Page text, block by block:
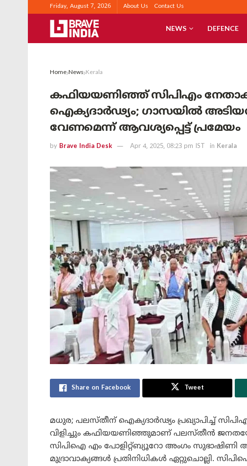
Friday, August 7, 2026 About Us Contact Us
NEWS DEFENCE
Home News Kerala
കഫിയയണിഞ്ഞ് സിപിഎം
ഐക്യദാർഢ്യം; ഗാസയിൽ
വേണമെന്ന് ആവശ്യപ്പെട്ട് പ്രമേയം
by Brave India Desk Apr 4, 2025, 08:23 pm IST in Kerala
Share on Facebook Tweet
മധുര; പലസ്തീന് ഐക്യദാർഢ്യം പ്രഖ്യാപിച്ച്
വിളിച്ചും കഫിയയണിഞ്ഞുമാണ് പലസ്തീൻ
സിപിഐ എം പോളിറ്റ്ബ്യൂറോ അംഗം സുഭാഷിണി
മുദ്രാവാക്യങ്ങൾ പ്രതിനിധികൾ ഏറ്റുചൊല്ലി.